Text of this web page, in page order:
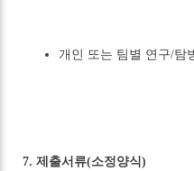
개인 또는 팀별 연구/탐
7. 제출서류(소정양식)